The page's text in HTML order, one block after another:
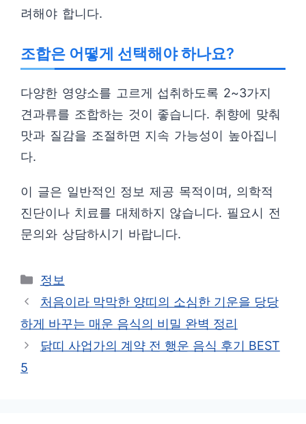
려해야 합니다.
조합은 어떻게 선택해야 하나요?
다양한 영양소를 고르게 섭취하도록 2~3가지
견과류를 조합하는 것이 좋습니다. 취향에 맞춰
맛과 질감을 조절하면 지속 가능성이 높아집니
다.
이 글은 일반적인 정보 제공 목적이며, 의학적
진단이나 치료를 대체하지 않습니다. 필요시 전
문의와 상담하시기 바랍니다.
카
테
리
정보
처음이라 막막한 양띠의 소심한 기운을 당당
하게 바꾸는 매운 음식의 비밀 완벽 정리
닭띠 사업가의 계약 전 행운 음식 후기 BEST
5